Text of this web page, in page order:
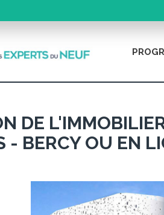
DE
- BERCY OU EN